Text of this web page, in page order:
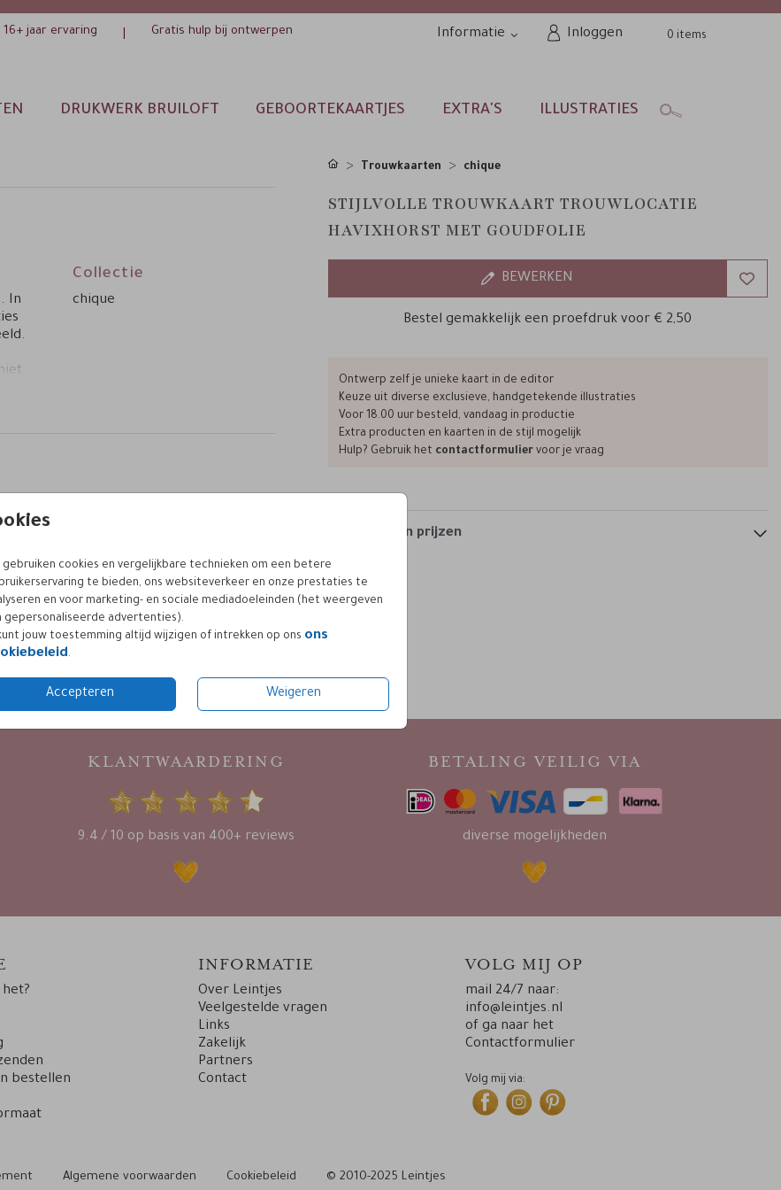
16+ jaar ervaring Gratis hulp bij ontwerpen Informatie Inloggen 0
DRUKWERK BRUILOFT GEBOORTEKAARTJES EXTRA'S ILLUSTRATIES
gebruiken cookies en vergelijkbare technieken om een betere
te bieden, ons websiteverkeer en onze prestaties te
en voor marketing- en sociale mediadoeleinden (het weergeven
gepersonaliseerde advertenties).
kunt jouw toestemming altijd wijzigen of intrekken op ons ons
.
Accepteren Weigeren
In
Collectie
chique
trouwkaart
Trouwkaarten chique
STIJLVOLLE TROUWKAART TROUWLOCATIE
HAVIXHORST MET GOUDFOLIE
BEWERKEN
Bestel gemakkelijk een proefdruk voor€ 2,50
Ontwerp zelf je unieke kaart in de editor
Keuze uit diverse exclusieve, handgetekende illustraties
Voor 18.00 uur besteld, vandaag in productie
Extra producten en kaarten in de stijl mogelijk
Hulp? Gebruik het contactformuliervoor je vraag
Formaten en prijzen
KLANTWAARDERING
9.4 / 10 op basis van 400+ reviews
BETALING VEILIG VIA
diverse mogelijkheden
bestellen
INFORMATIE
Over Leintjes
Veelgestelde vragen
Links
Zakelijk
Partners
Contact
VOLG MIJ OP
mail 24/7 naar:
info@leintjes.nl
of ga naar het
Contactformulier
Volg mij via:
Algemene voorwaarden Cookiebeleid © 2010-2025 Leintjes